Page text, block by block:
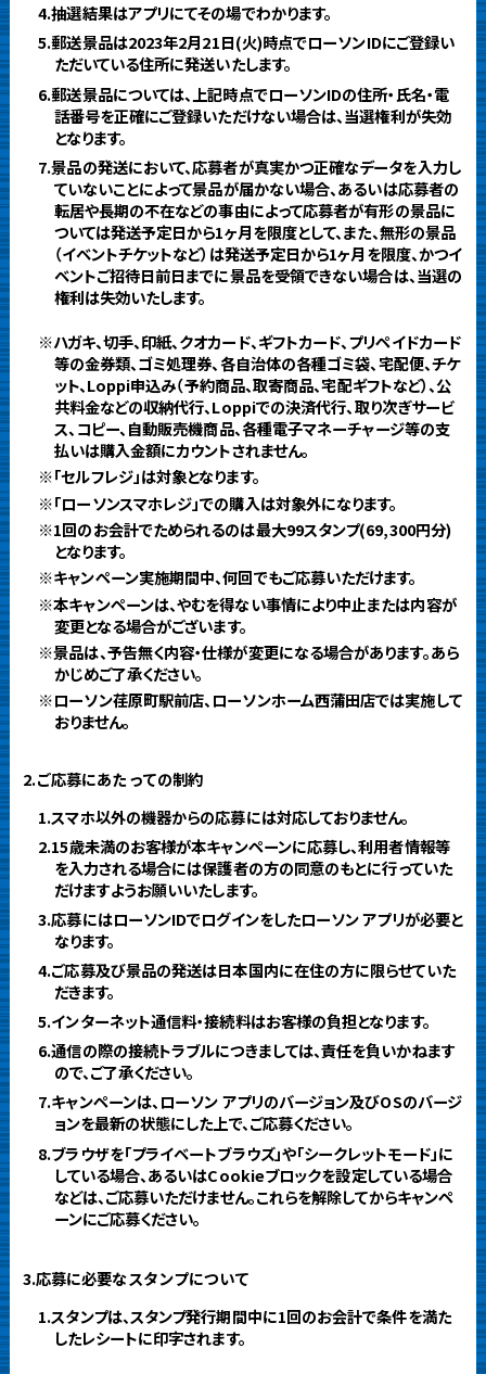
4.抽選結果はアプリにてその場でわかります。
5.郵送景品は2023年2月21日(火)時点でローソンIDにご登録い
ただいている住所に発送いたします。
6.郵送景品については、上記時点でローソンIDの住所・氏名・電
話番号を正確にご登録いただけない場合は、当選権利が失効
となります。
7.景品の発送において、応募者が真実かつ正確なデータを入力し
ていないことによって景品が届かない場合、あるいは応募者の
転居や長期の不在などの事由によって応募者が有形の景品に
ついては発送予定日から1ヶ月を限度として、また、無形の景品
（イベントチケットなど）は発送予定日から1ヶ月を限度、かつイ
ベントご招待日前日までに景品を受領できない場合は、当選の
権利は失効いたします。
※ハガキ、切手、印紙、クオカード、ギフトカード、プリペイドカード
等の金券類、ゴミ処理券、各自治体の各種ゴミ袋、宅配便、チケ
ット、Loppi申込み（予約商品、取寄商品、宅配ギフトなど）、公
共料金などの収納代行、Loppiでの決済代行、取り次ぎサービ
ス、コピー、自動販売機商品、各種電子マネーチャージ等の支
払いは購入金額にカウントされません。
※「セルフレジ」は対象となります。
※「ローソンスマホレジ」での購入は対象外になります。
※1回のお会計でためられるのは最大99スタンプ(69,300円分)
となります。
※キャンペーン実施期間中、何回でもご応募いただけます。
※本キャンペーンは、やむを得ない事情により中止または内容が
変更となる場合がございます。
※景品は、予告無く内容・仕様が変更になる場合があります。あら
かじめご了承ください。
※ローソン荏原町駅前店、ローソンホーム西蒲田店では実施して
おりません。
2.ご応募にあたっての制約
1.スマホ以外の機器からの応募には対応しておりません。
2.15歳未満のお客様が本キャンペーンに応募し、利用者情報等
を入力される場合には保護者の方の同意のもとに行っていた
だけますようお願いいたします。
3.応募にはローソンIDでログインをしたローソン アプリが必要と
なります。
4.ご応募及び景品の発送は日本国内に在住の方に限らせていた
だきます。
5.インターネット通信料・接続料はお客様の負担となります。
6.通信の際の接続トラブルにつきましては、責任を負いかねます
ので、ご了承ください。
7.キャンペーンは、ローソン アプリのバージョン及びOSのバージ
ョンを最新の状態にした上で、ご応募ください。
8.ブラウザを「プライベートブラウズ」や「シークレットモード」に
している場合、あるいはCookieブロックを設定している場合
などは、ご応募いただけません。これらを解除してからキャンペ
ーンにご応募ください。
3.応募に必要なスタンプについて
1.スタンプは、スタンプ発行期間中に1回のお会計で条件を満た
したレシートに印字されます。